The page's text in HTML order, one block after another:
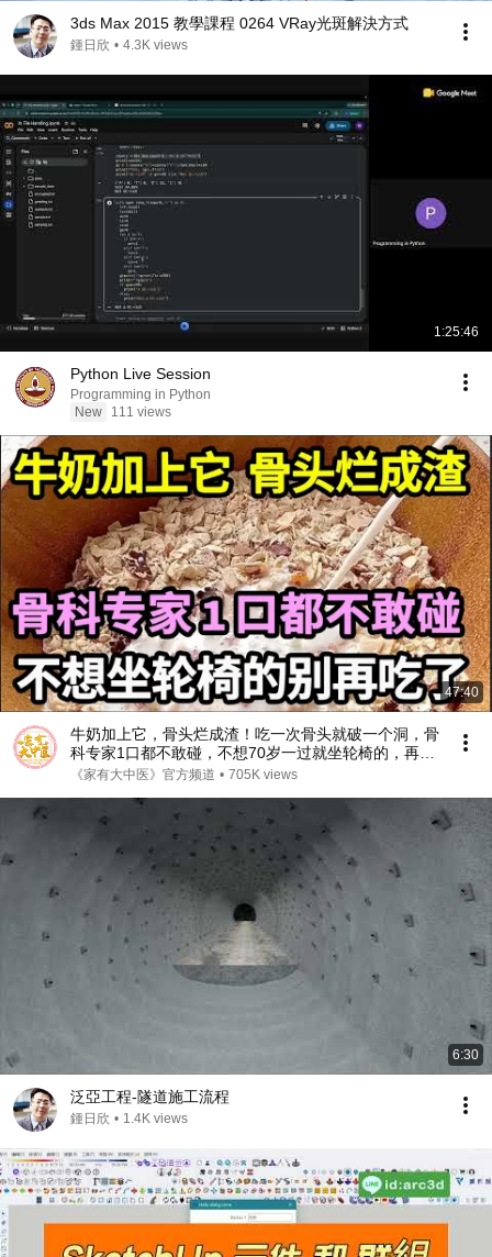
3ds Max 2015 教學課程 0264 VRay光斑解決方式
鍾日欣 • 4.3K views
1:25:46
Python Live Session
Programming in Python
New
111 views
47:40
牛奶加上它，骨头烂成渣！吃一次骨头就破一个洞，骨
科专家1口都不敢碰，不想70岁一过就坐轮椅的，再喜
欢都要忌口！【家庭大医生】
《家有大中医》官方频道 • 705K views
6:30
泛亞工程-隧道施工流程
鍾日欣 • 1.4K views